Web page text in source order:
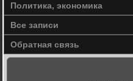
Политика, экономика
Все записи
Обратная связь